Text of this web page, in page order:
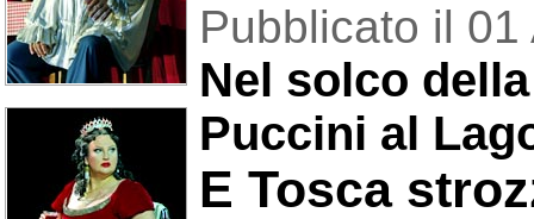
Pubblicato il
Nel solco
Puccini al
E Tosca